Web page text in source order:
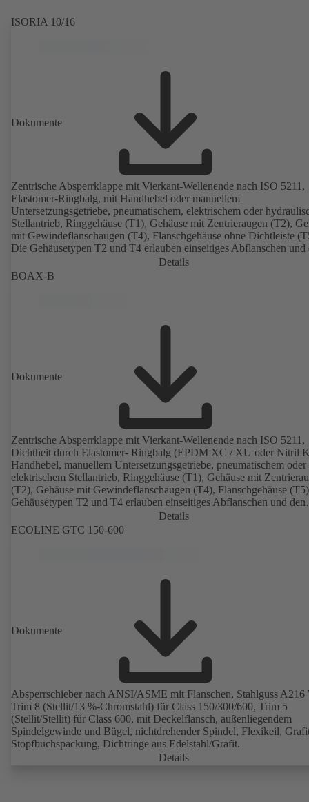
ISORIA 10/16
Dokumente
Zentrische Absperrklappe mit Vierkant-Wellenende nach ISO 5211,
Elastomer-Ringbalg, mit Handhebel oder manuellem
Untersetzungsgetriebe, pneumatischem, elektrischem oder
Stellantrieb, Ringgehäuse (T1), Gehäuse mit Zentrieraugen (T2),
mit Gewindeflanschaugen (T4), Flanschgehäuse ohne Dichtleiste
Die Gehäusetypen T2 und T4 erlauben einseitiges Abflanschen und
Einbau als Endarmatur mit Gegenflansch. Anschlüsse nach EN,
JIS.
Details
BOAX-B
Dokumente
Zentrische Absperrklappe mit Vierkant-Wellenende nach ISO 5211,
Dichtheit durch Elastomer- Ringbalg (EPDM XC / XU oder Nitril
Handhebel, manuellem Untersetzungsgetriebe, pneumatischem oder
elektrischem Stellantrieb, Ringgehäuse (T1), Gehäuse mit
(T2), Gehäuse mit Gewindeflanschaugen (T4), Flanschgehäuse
Gehäusetypen T2 und T4 erlauben einseitiges Abflanschen und den
Einbau als Endarmatur. Klappenscheibe aus Gusseisen mit
oder Edelstahl. Anschlüsse nach EN.
Details
ECOLINE GTC 150-600
Dokumente
Absperrschieber nach ANSI/ASME mit Flanschen, Stahlguss
Trim 8 (Stellit/13 %-Chromstahl) für Class 150/300/600, Trim 5
(Stellit/Stellit) für Class 600, mit Deckelflansch, außenliegendem
Spindelgewinde und Bügel, nichtdrehender Spindel, Flexikeil,
Stopfbuchspackung, Dichtringe aus Edelstahl/Grafit.
Details